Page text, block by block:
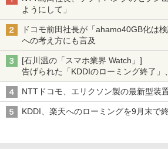
ようにして」
ドコモ前田社長が「ahamo40GB化は
への考え方にも言及
[石川温の「スマホ業界 Watch」]
告げられた「KDDIのローミング終了」
穴と楽天モバイルの課題
NTTドコモ、エリクソン製の最新型装
KDDI、楽天へのローミングを9月末で